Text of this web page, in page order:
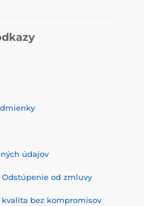
údajov
Odstúpenie od zmluvy
kvalita bez kompromisov